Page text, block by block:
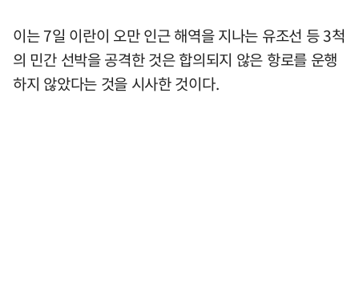
이는 7일 이란이 오만 인근 해역을 지나는 유조선 등 3척
의 민간 선박을 공격한 것은 합의되지 않은 항로를 운행
하지 않았다는 것을 시사한 것이다.